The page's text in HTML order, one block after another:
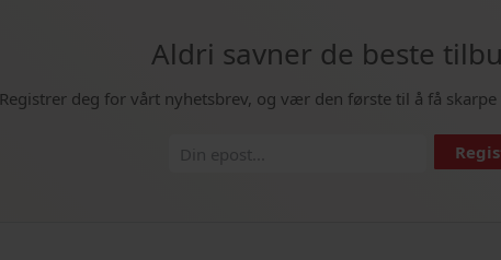
Aldri savner de beste
Registrer deg for vårt nyhetsbrev, og vær den første til å få